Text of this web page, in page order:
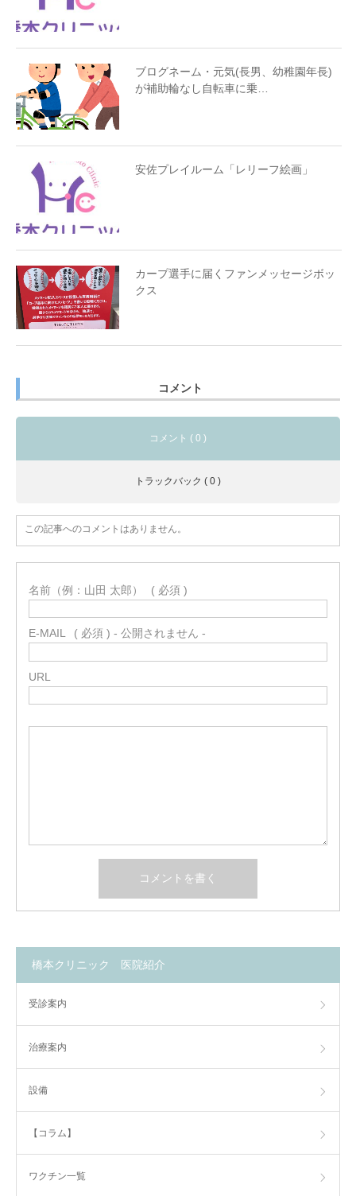
ブログネーム・元気(長男、幼稚園年長)
が補助輪なし自転車に乗…
安佐プレイルーム「レリーフ絵画」
カープ選手に届くファンメッセージボッ
クス
コメント
コメント ( 0 )
トラックバック ( 0 )
この記事へのコメントはありません。
名前（例：山田 太郎） ( 必須 )
E-MAIL ( 必須 ) - 公開されません -
URL
橋本クリニック 医院紹介
受診案内
治療案内
設備
【コラム】
ワクチン一覧